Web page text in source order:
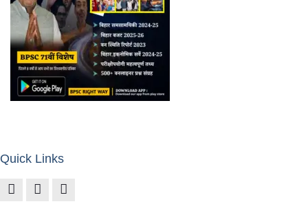
Quick Links